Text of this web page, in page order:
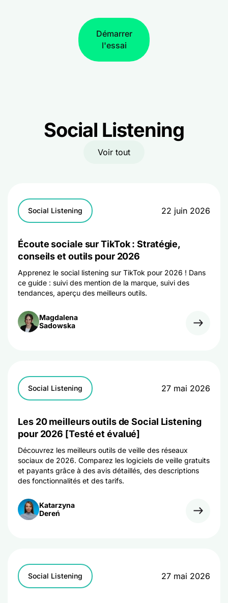
Démarrer
l'essai
Social Listening
Voir tout
Social Listening 22 juin 2026
Écoute sociale sur TikTok : Stratégie,
conseils et outils pour 2026
Apprenez le social listening sur TikTok pour 2026 ! Dans
ce guide : suivi des mention de la marque, suivi des
tendances, aperçu des meilleurs outils.
Magdalena
Sadowska
Social Listening 27 mai 2026
Les 20 meilleurs outils de Social Listening
pour 2026 [Testé et évalué]
Découvrez les meilleurs outils de veille des réseaux
sociaux de 2026. Comparez les logiciels de veille gratuits
et payants grâce à des avis détaillés, des descriptions
des fonctionnalités et des tarifs.
Katarzyna
Dereń
Social Listening 27 mai 2026